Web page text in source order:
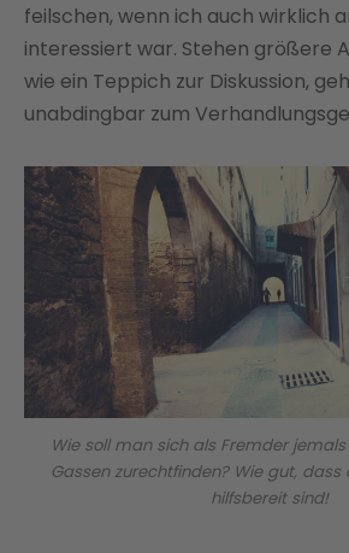
feilschen, wenn ich auch wirklich
interessiert war. Stehen größere
wie ein Teppich zur Diskussion,
unabdingbar zum
Wie soll man sich als Fremder
Gassen zurechtfinden? Wie gut, dass
hilfsbereit sind!